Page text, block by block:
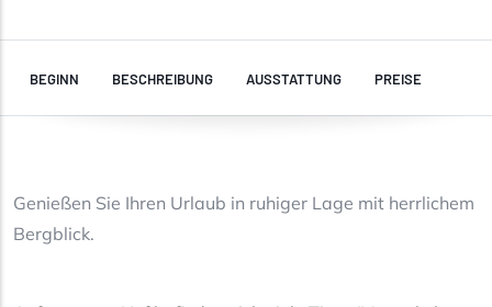
BEGINN BESCHREIBUNG AUSSTATTUNG PREISE
Genießen Sie Ihren Urlaub in ruhiger Lage mit herrlichem
Bergblick.